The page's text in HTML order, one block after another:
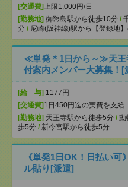
[交通費] 上限1,000円/日
[勤務地] 御幣島駅から徒歩10分 /
分 / 尼崎(阪神線)駅から【登録地
≪単発＊1日から～≫天王
付案内メンバー大募集！[
[給 与] 1177円
[交通費] 1日450円迄の実費を支給
[勤務地] 天王寺駅から徒歩5分 / 動
歩5分 / 新今宮駅から徒歩5分
《単発1日OK！日払い
ル貼り[派遣]